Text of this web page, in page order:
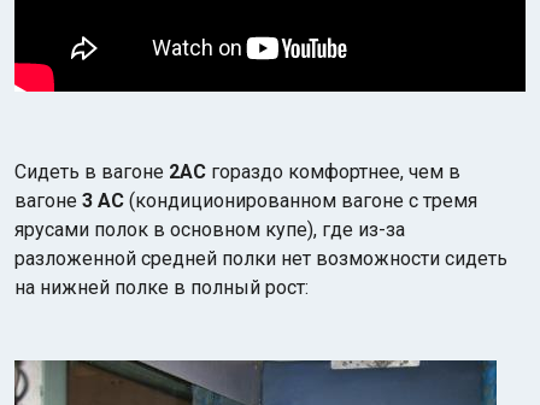
Сидеть в вагоне 2АС гораздо комфортнее, чем в
вагоне 3 АС (кондиционированном вагоне с тремя
ярусами полок в основном купе), где из-за
разложенной средней полки нет возможности сидеть
на нижней полке в полный рост: